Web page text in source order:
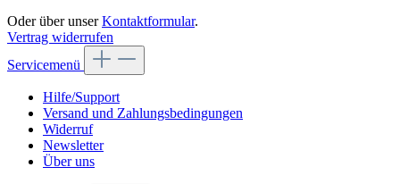
Oder über unserKontaktformular.
Vertrag widerrufen
Servicemenü
Hilfe/Support
Versand und Zahlungsbedingungen
Widerruf
Newsletter
Über uns